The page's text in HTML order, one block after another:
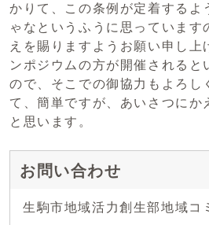
かりて、この条例が定着するよ
ゃなというふうに思っています
えを賜りますようお願い申し上
ンポジウムの方が開催されると
ので、そこでの御協力もよろし
て、簡単ですが、あいさつにか
と思います。
お問い合わせ
生駒市地域活力創生部地域コ